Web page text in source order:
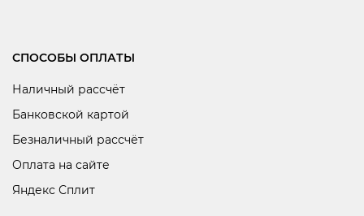
СПОСОБЫ ОПЛАТЫ
Наличный рассчёт
Банковской картой
Безналичный рассчёт
Оплата на сайте
Яндекс Сплит